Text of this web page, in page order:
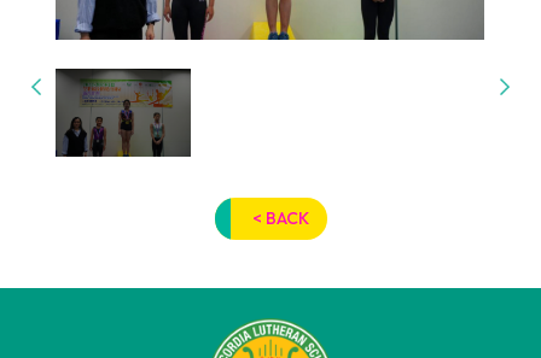
< BACK